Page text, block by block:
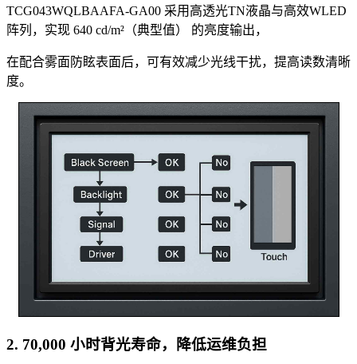
TCG043WQLBAAFA-GA00 采用高透光TN液晶与高效WLED
阵列，实现 640 cd/m²（典型值） 的亮度输出，
在配合雾面防眩表面后，可有效减少光线干扰，提高读数清晰
度。
2. 70,000 小时背光寿命，降低运维负担